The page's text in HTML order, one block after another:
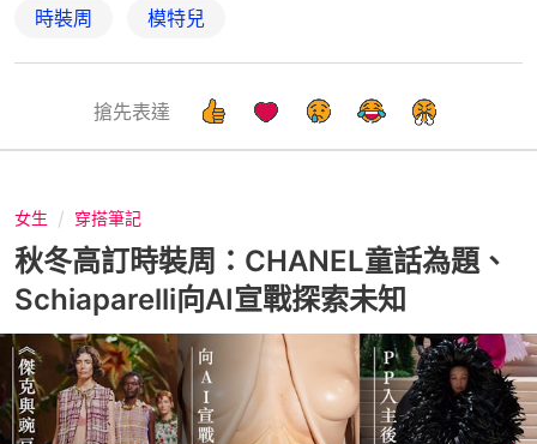
時裝周 模特兒
搶先表達
女生 穿搭筆記
秋冬高訂時裝周：CHANEL童話為題、
Schiaparelli向AI宣戰探索未知